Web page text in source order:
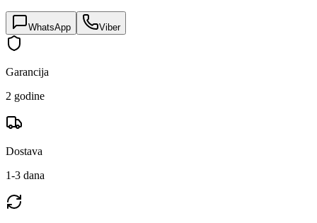
WhatsApp Viber
Garancija
2 godine
Dostava
1-3 dana